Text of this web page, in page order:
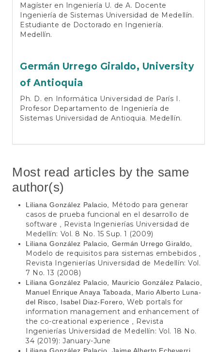
Magíster en Ingeniería U. de A. Docente
Ingeniería de Sistemas Universidad de Medellín.
Estudiante de Doctorado en Ingeniería.
Medellín.
Germán Urrego Giraldo, University
of Antioquia
Ph. D. en Informática Universidad de París I.
Profesor Departamento de Ingeniería de
Sistemas Universidad de Antioquia. Medellín.
Most read articles by the same
author(s)
Liliana González Palacio,
Método para generar
casos de prueba funcional en el desarrollo de
software , Revista Ingenierías Universidad de
Medellín: Vol. 8 No. 15 Sup. 1 (2009)
Liliana González Palacio, Germán Urrego Giraldo,
Modelo de requisitos para sistemas embebidos ,
Revista Ingenierías Universidad de Medellín: Vol.
7 No. 13 (2008)
Liliana González Palacio, Mauricio González Palacio,
Manuel Enrique Anaya Taboada, Mario Alberto Luna-
del Risco, Isabel Diaz-Forero,Web portals for
information management and enhancement of
the co-creational experience , Revista
Ingenierías Universidad de Medellín: Vol. 18 No.
34 (2019): January-June